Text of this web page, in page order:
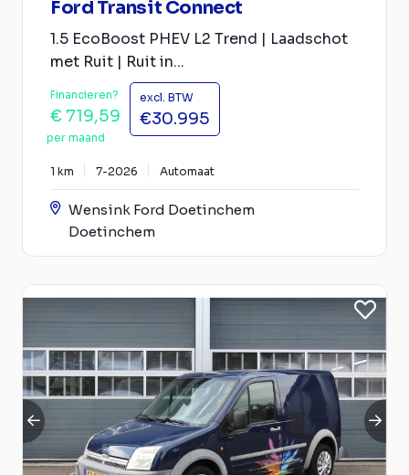
Ford Transit Connect
1.5 EcoBoost PHEV L2 Trend | Laadschot
met Ruit | Ruit in...
Financieren?
€ 719,59
per maand
excl. BTW
€30.995
1 km 7-2026 Automaat
Wensink Ford Doetinchem
Doetinchem